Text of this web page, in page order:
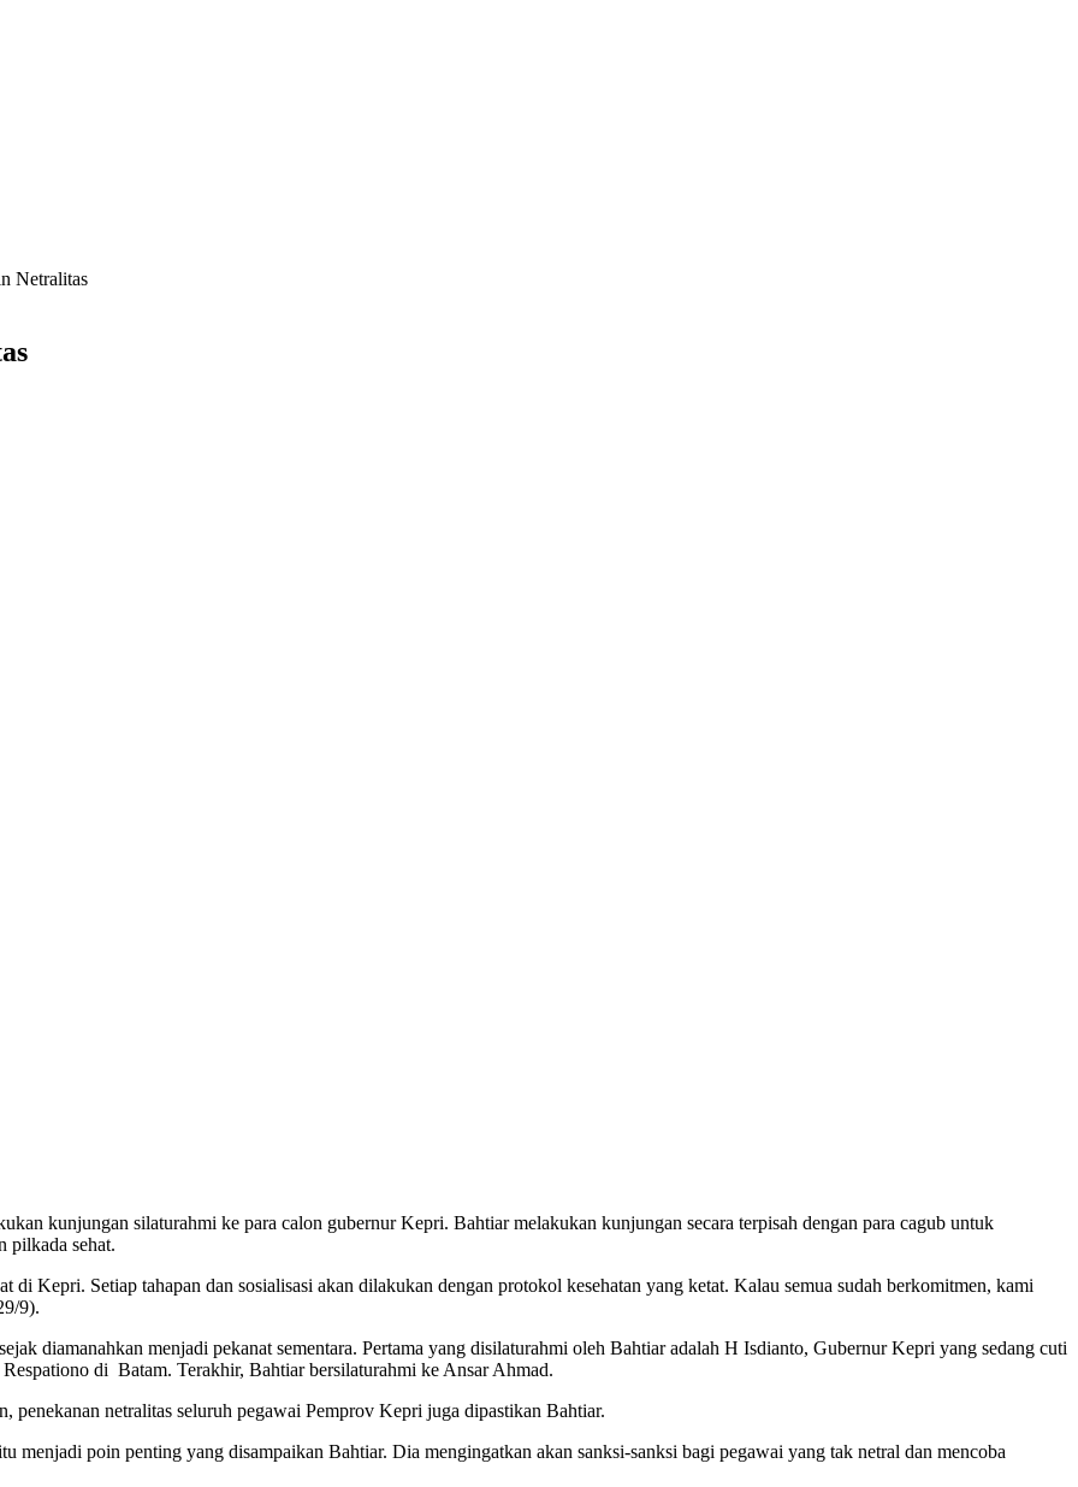
Netralitas
kunjungan silaturahmi ke para calon gubernur Kepri. Bahtiar melakukan kunjungan secara terpisah dengan para cagub untuk
pilkada sehat.
Kepri. Setiap tahapan dan sosialisasi akan dilakukan dengan protokol kesehatan yang ketat. Kalau semua sudah berkomitmen, kami
9).
diamanahkan menjadi pekanat sementara. Pertama yang disilaturahmi oleh Bahtiar adalah H Isdianto, Gubernur Kepri yang sedang cuti
di Batam. Terakhir, Bahtiar bersilaturahmi ke Ansar Ahmad.
penekanan netralitas seluruh pegawai Pemprov Kepri juga dipastikan Bahtiar.
menjadi poin penting yang disampaikan Bahtiar. Dia mengingatkan akan sanksi-sanksi bagi pegawai yang tak netral dan mencoba